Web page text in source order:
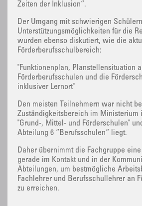
Zeiten der Inklusion“.
Der Umgang mit schwierigen
Unterstützungsmöglichkeiten für die
wurden ebenso diskutiert, wie die
Förderberufsschulbereich:
"Funktionenplan, Planstellensituation
Förderberufsschulen und die
inklusiver Lernort"
Den meisten Teilnehmern war nicht
Zuständigkeitsbereich im Ministerium
"Grund-, Mittel- und Förderschulen"
Abteilung 6 “Berufsschulen“ liegt.
Daher übernimmt die Fachgruppe
gerade im Kontakt und in der
Abteilungen, um bestmögliche
Fachlehrer und Berufsschullehrer an
zu erreichen.